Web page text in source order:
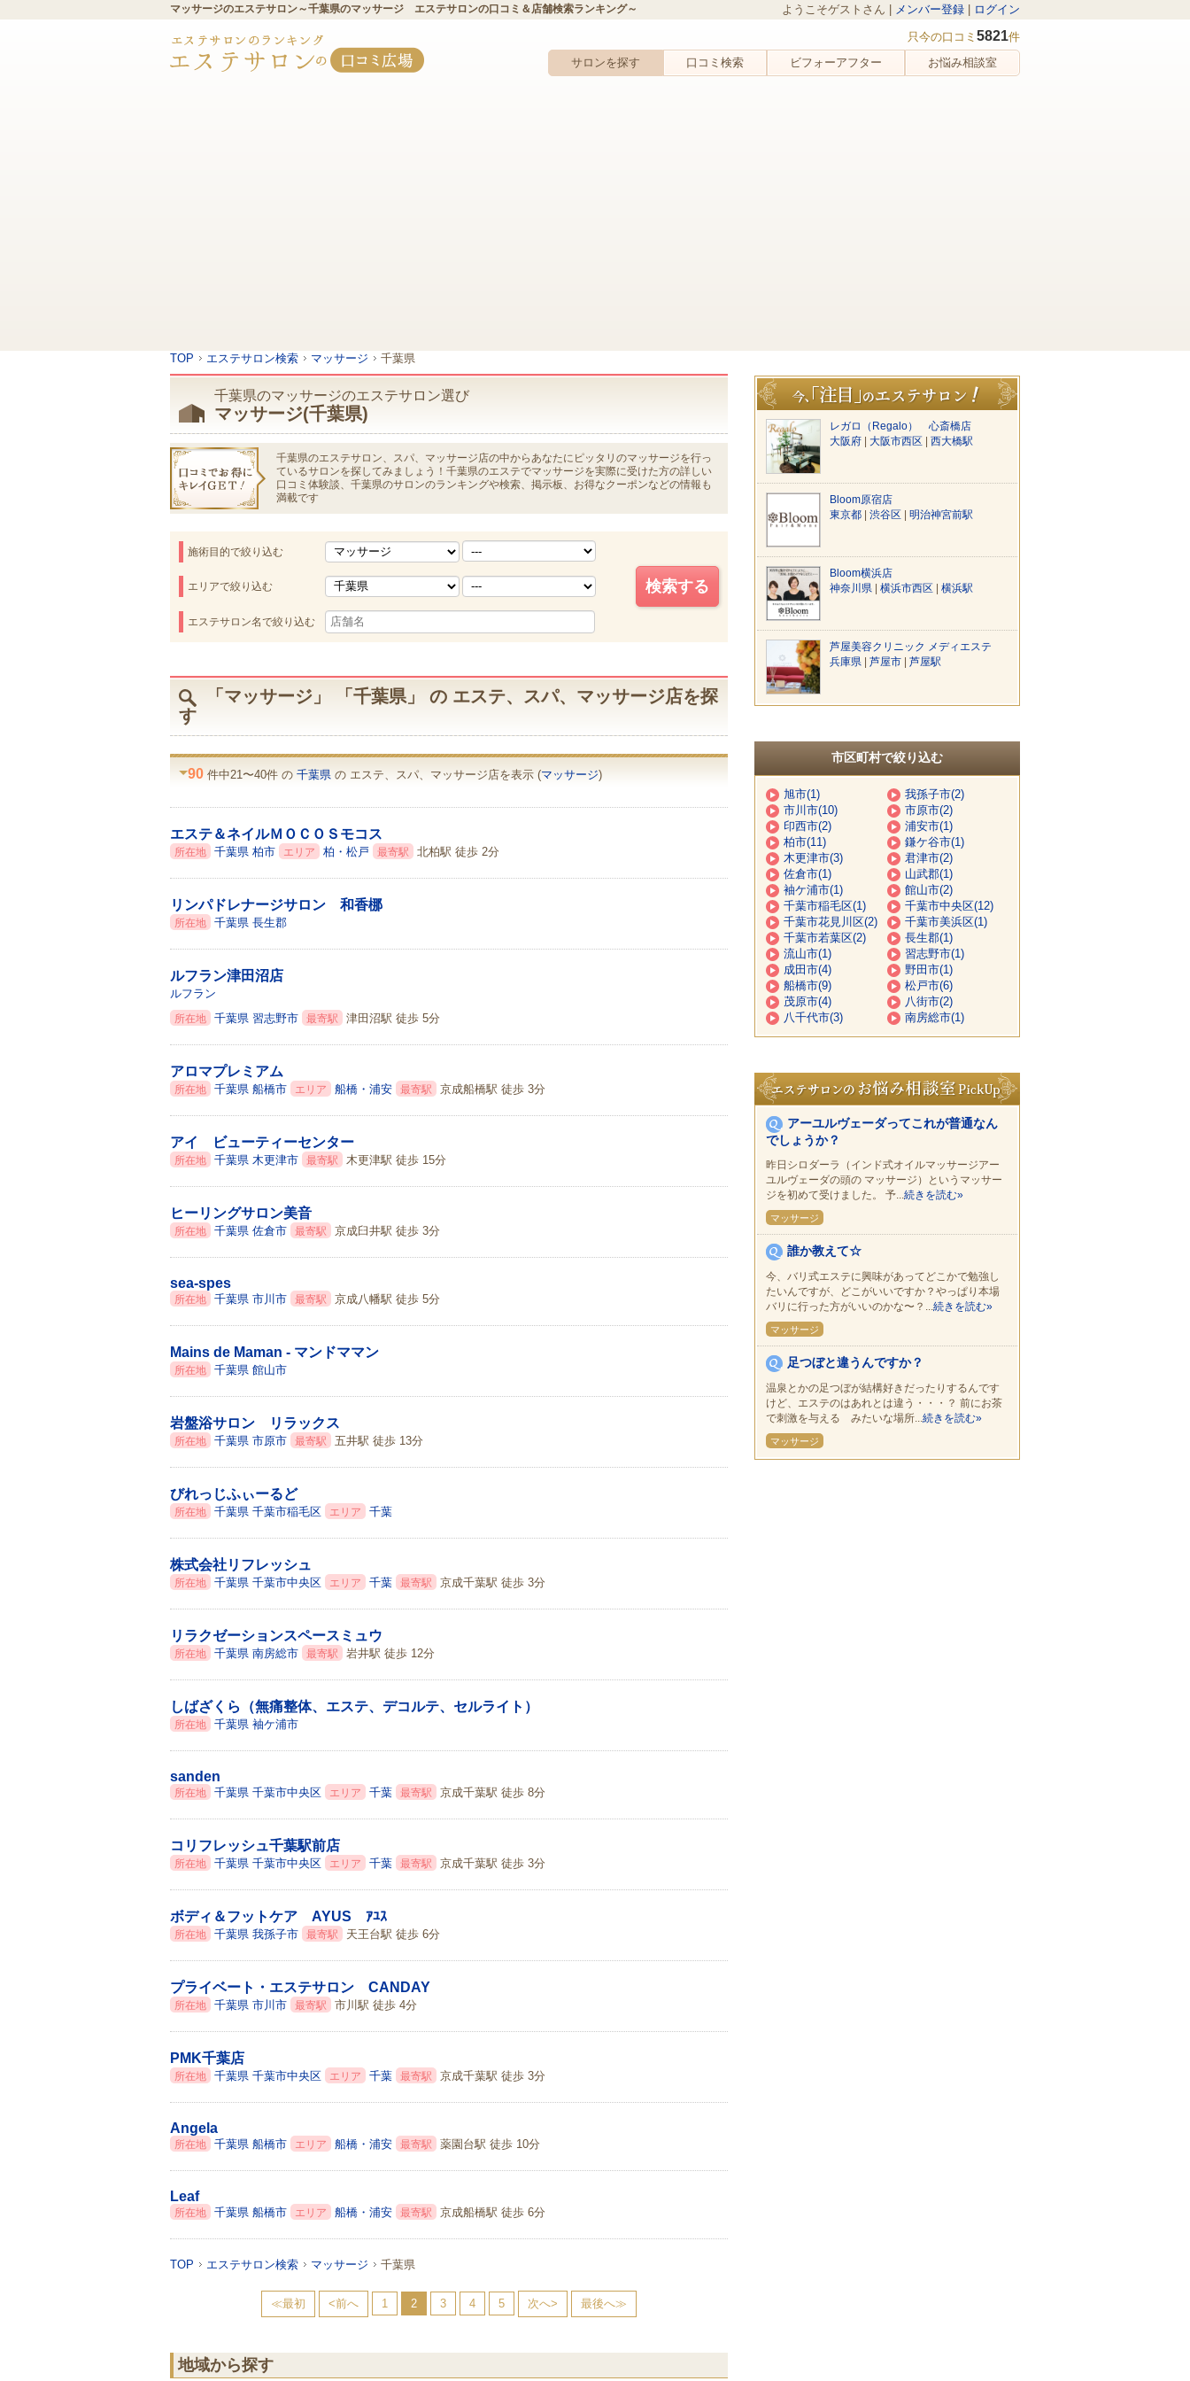
マッサージのエステサロン～千葉県のマッサージ エステサロンの口コミ＆店舗検索ランキング～ ようこそゲストさん | メンバー登録 ログイン
只今の口コミ 5821件
サロンを探す
口コミ検索 ビフォーアフター お悩み相談室
TOP エステサロン検索 マッサージ 千葉県
千葉県のマッサージのエステサロン選び
マッサージ(千葉県)
千葉県のエステサロン、スパ、マッサージ店の中からあなたにピッタリのマッサージを行っ
ているサロンを探してみましょう！千葉県のエステでマッサージを実際に受けた方の詳しい
口コミ体験談、千葉県のサロンのランキングや検索、掲示板、お得なクーポンなどの情報も
満載です
施術目的で絞り込む
エリアで絞り込む
エステサロン名で絞り込む
「マッサージ」 「千葉県」 の エステ、スパ、マッサージ店を探
す
90 件中21〜40件 の 千葉県 の エステ、スパ、マッサージ店を表示 (マッサージ)
エステ＆ネイルＭＯＣＯＳモコス
所在地 千葉県 柏市 エリア 柏・松戸 最寄駅 北柏駅 徒歩 2分
リンパドレナージサロン 和香梛
所在地 千葉県 長生郡
ルフラン津田沼店
ルフラン
所在地 千葉県 習志野市 最寄駅 津田沼駅 徒歩 5分
アロマプレミアム
所在地 千葉県 船橋市 エリア 船橋・浦安 最寄駅 京成船橋駅 徒歩 3分
アイ ビューティーセンター
所在地 千葉県 木更津市 最寄駅 木更津駅 徒歩 15分
ヒーリングサロン美音
所在地 千葉県 佐倉市 最寄駅 京成臼井駅 徒歩 3分
sea‐spes
所在地 千葉県 市川市 最寄駅 京成八幡駅 徒歩 5分
Mains de Maman - マンドママン
所在地 千葉県 館山市
岩盤浴サロン リラックス
所在地 千葉県 市原市 最寄駅 五井駅 徒歩 13分
びれっじふぃーるど
所在地 千葉県 千葉市稲毛区 エリア 千葉
株式会社リフレッシュ
所在地 千葉県 千葉市中央区 エリア 千葉 最寄駅 京成千葉駅 徒歩 3分
リラクゼーションスペースミュウ
所在地 千葉県 南房総市 最寄駅 岩井駅 徒歩 12分
しばざくら（無痛整体、エステ、デコルテ、セルライト）
所在地 千葉県 袖ケ浦市
sanden
所在地 千葉県 千葉市中央区 エリア 千葉 最寄駅 京成千葉駅 徒歩 8分
コリフレッシュ千葉駅前店
所在地 千葉県 千葉市中央区 エリア 千葉 最寄駅 京成千葉駅 徒歩 3分
ボディ＆フットケア AYUS ｱﾕｽ
所在地 千葉県 我孫子市 最寄駅 天王台駅 徒歩 6分
プライベート・エステサロン CANDAY
所在地 千葉県 市川市 最寄駅 市川駅 徒歩 4分
PMK千葉店
所在地 千葉県 千葉市中央区 エリア 千葉 最寄駅 京成千葉駅 徒歩 3分
Angela
所在地 千葉県 船橋市 エリア 船橋・浦安 最寄駅 薬園台駅 徒歩 10分
Leaf
所在地 千葉県 船橋市 エリア 船橋・浦安 最寄駅 京成船橋駅 徒歩 6分
TOP エステサロン検索 マッサージ 千葉県
≪最初 <前へ 1 2 3 4 5 次へ> 最後へ≫
地域から探す
レガロ（Regalo） 心斎橋店
大阪府
大阪市西区 西大橋駅
Bloom原宿店
東京都
渋谷区 明治神宮前駅
Bloom横浜店
神奈川県
横浜市西区 横浜駅
芦屋美容クリニック メディエステ
兵庫県
芦屋市 芦屋駅
市区町村で絞り込む
旭市(1)
我孫子市(2)
市川市(10)
市原市(2)
印西市(2)
浦安市(1)
柏市(11)
鎌ケ谷市(1)
木更津市(3)
君津市(2)
佐倉市(1)
山武郡(1)
袖ケ浦市(1)
館山市(2)
千葉市稲毛区(1)
千葉市中央区(12)
千葉市花見川区(2)
千葉市美浜区(1)
千葉市若葉区(2)
長生郡(1)
流山市(1)
習志野市(1)
成田市(4)
野田市(1)
船橋市(9)
松戸市(6)
茂原市(4)
八街市(2)
八千代市(3)
南房総市(1)
アーユルヴェーダってこれが普通なん
でしょうか？
昨日シロダーラ（インド式オイルマッサージアー
ユルヴェーダの頭の マッサージ）というマッサー
ジを初めて受けました。 予...続きを読む»
マッサージ
誰か教えて☆
今、バリ式エステに興味があってどこかで勉強し
たいんですが、どこがいいですか？やっぱり本場
バリに行った方がいいのかな〜？...続きを読む»
マッサージ
足つぼと違うんですか？
温泉とかの足つぼが結構好きだったりするんです
けど、エステのはあれとは違う・・・？ 前にお茶
で刺激を与える みたいな場所...続きを読む»
マッサージ